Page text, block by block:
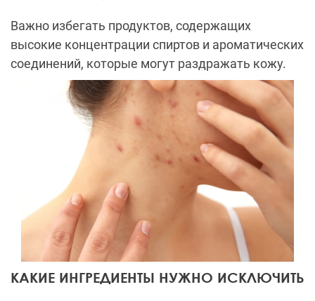
Важно избегать продуктов, содержащих
высокие концентрации спиртов и ароматических
соединений, которые могут раздражать кожу.
КАКИЕ ИНГРЕДИЕНТЫ НУЖНО ИСКЛЮЧИТЬ